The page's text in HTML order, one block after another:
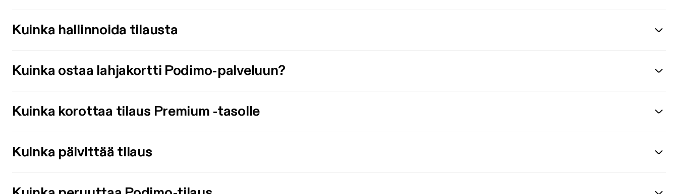
Kuinka hallinnoida tilausta
Kuinka ostaa lahjakortti Podimo-palveluun?
Kuinka korottaa tilaus Premium -tasolle
Kuinka päivittää tilaus